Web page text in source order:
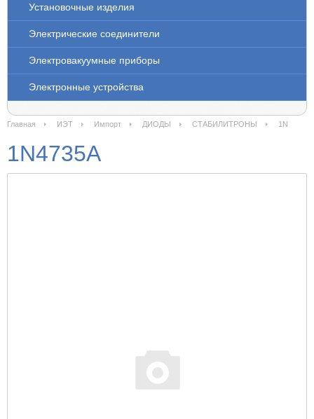
Установочные изделия
Электрические соединители
Электровакуумные приборы
Электронные устройства
Главная ИЭТ Импорт ДИОДЫ СТАБИЛИТРОНЫ 1N
1N4735A